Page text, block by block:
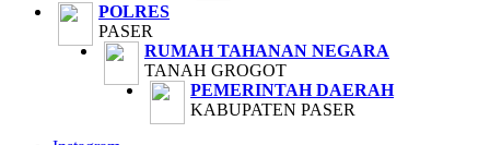
POLRES
PASER
RUMAH TAHANAN NEGARA
TANAH GROGOT
PEMERINTAH DAERAH
KABUPATEN PASER